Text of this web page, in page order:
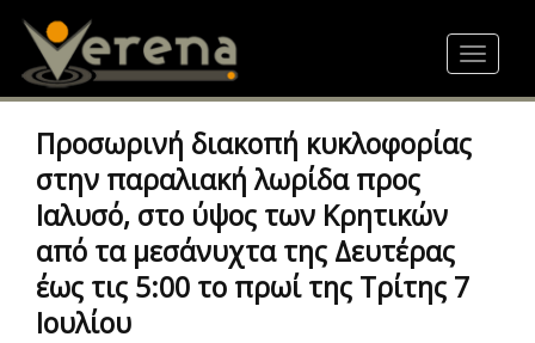
content
Toggle
Προσωρινή διακοπή κυκλοφορίας
στην παραλιακή λωρίδα προς
Ιαλυσό, στο ύψος των Κρητικών
από τα μεσάνυχτα της Δευτέρας
έως τις 5:00 το πρωί της Τρίτης 7
Ιουλίου